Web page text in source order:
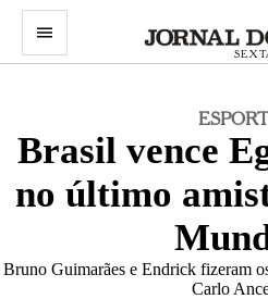
menu
Brasil vence
no último
Bruno Guimarães e Endrick fizeram
Carlo